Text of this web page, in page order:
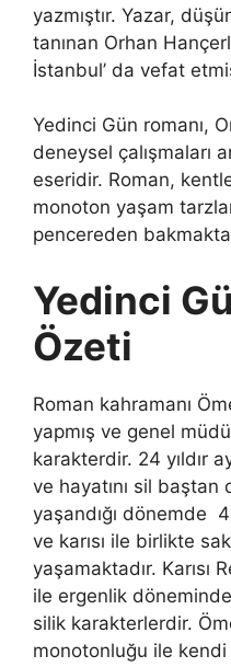
yazmıştır. Yazar,
tanınan Orhan
İstanbul’ da vefat
Yedinci Gün romanı,
deneysel çalışmaları
eseridir. Roman,
monoton yaşam
pencereden
Yedinci
Özeti
Roman kahramanı
yapmış ve genel
karakterdir. 24 yıldır
ve hayatını sil baştan
yaşandığı dönemde
ve karısı ile birlikte
yaşamaktadır. Karısı
ile ergenlik
silik karakterlerdir.
monotonluğu ile